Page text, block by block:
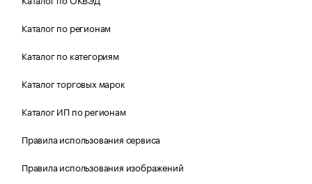
Каталог по регионам
Каталог по категориям
Каталог торговых марок
Каталог ИП по регионам
Правила использования сервиса
Правила использования изображений